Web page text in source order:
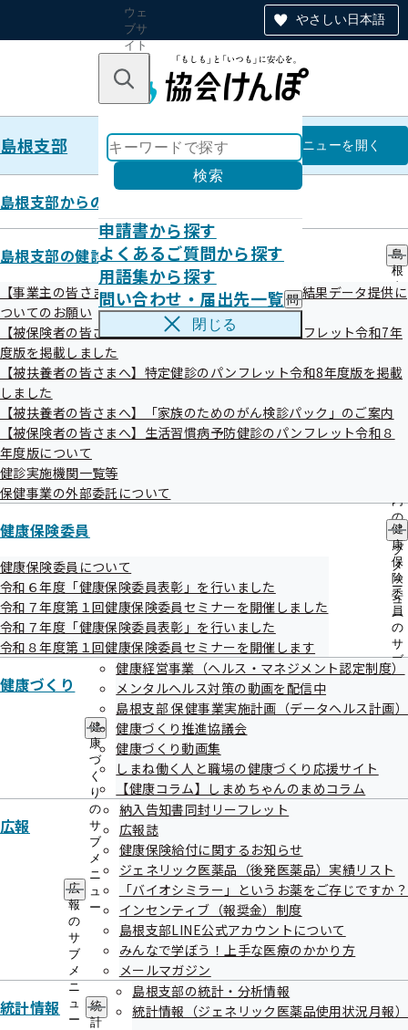
やさしい日本語
ウェ
ブサ
イト
のナ
ン
キーワードで探す
検索
申請書から探す
よくあるご質問から探す
用語集から探す
問い合わせ・届出先一覧 問
い
せ
・
出
先
閉じる
島根支部 島根支部
メニューを開く
島根支部からのお知らせ
島根支部の健診・保健指導のご案内
島
根
支
部
健
・
指
導
内
の
サ
ブ
メ
ニ
ュ
ー
【事業主の皆さまへ】定期健康診断（事業者健診）結果データ提供に
ついてのお願い
【被保険者の皆さまへ】生活習慣病予防健診のパンフレット令和7年
度版を掲載しました
【被扶養者の皆さまへ】特定健診のパンフレット令和8年度版を掲載
しました
【被扶養者の皆さまへ】「家族のためのがん検診パック」のご案内
【被保険者の皆さまへ】生活習慣病予防健診のパンフレット令和８
年度版について
健診実施機関一覧等
保健事業の外部委託について
健康保険委員
健
康
保
険
委
員
の
サ
ブ
メ
ュ
健康保険委員について
令和６年度「健康保険委員表彰」を行いました
令和７年度第１回健康保険委員セミナーを開催しました
令和７年度「健康保険委員表彰」を行いました
令和８年度第１回健康保険委員セミナーを開催します
健康づくり
健
康
づ
く
り
の
サ
ブ
メ
ニ
ュ
ー
健康経営事業（ヘルス・マネジメント認定制度）
メンタルヘルス対策の動画を配信中
島根支部 保健事業実施計画（データヘルス計画）
健康づくり推進協議会
健康づくり動画集
しまね働く人と職場の健康づくり応援サイト
【健康コラム】しまめちゃんのまめコラム
広報
広
報
の
サ
ブ
メ
ニ
ュ
ー
納入告知書同封リーフレット
広報誌
健康保険給付に関するお知らせ
ジェネリック医薬品（後発医薬品）実績リスト
「バイオシミラー」というお薬をご存じですか？
インセンティブ（報奨金）制度
島根支部LINE公式アカウントについて
みんなで学ぼう！上手な医療のかかり方
メールマガジン
統計情報
統
計
島根支部の統計・分析情報
統計情報（ジェネリック医薬品使用状況月報）
健康保険委員について
令和08年07月23日